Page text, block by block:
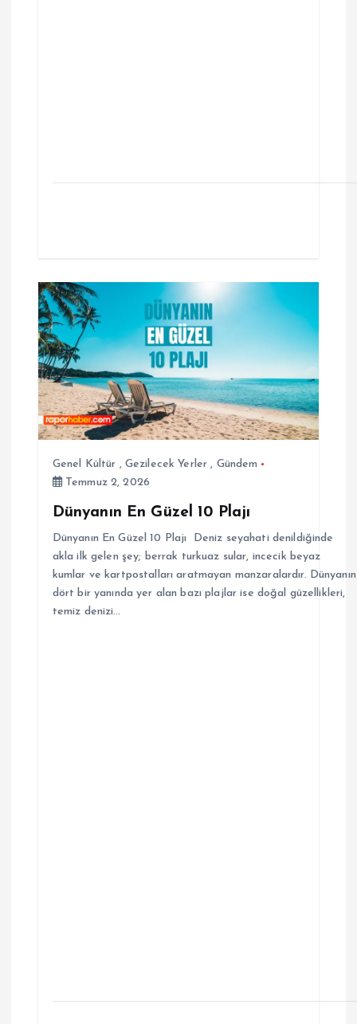
Genel Kültür , Gezilecek Yerler , Gündem
Temmuz 2, 2026
Dünyanın En Güzel 10 Plajı
Dünyanın En Güzel 10 Plajı Deniz seyahati denildiğinde
akla ilk gelen şey; berrak turkuaz sular, incecik beyaz
kumlar ve kartpostalları aratmayan manzaralardır. Dünyanın
dört bir yanında yer alan bazı plajlar ise doğal güzellikleri,
temiz denizi…